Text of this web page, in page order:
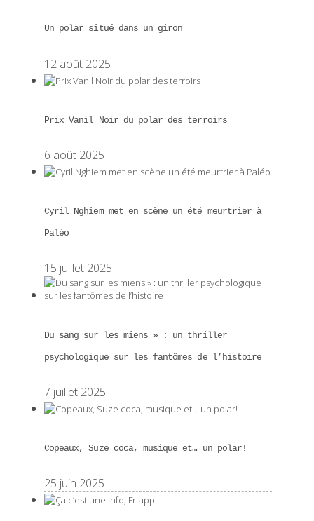
Un polar situé dans un giron
12 août 2025
Prix Vanil Noir du polar des terroirs
6 août 2025
Cyril Nghiem met en scène un été meurtrier à
Paléo
15 juillet 2025
Du sang sur les miens » : un thriller
psychologique sur les fantômes de l’histoire
7 juillet 2025
Copeaux, Suze coca, musique et… un polar!
25 juin 2025